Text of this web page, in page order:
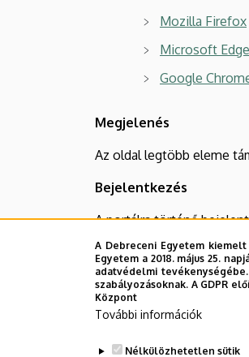
Mozilla Firefox
Microsoft Edge
Google
Megjelenés
Az oldal legtöbb eleme
Bejelentkezés
A portálra történő
Neptun-kódja
(Ugyanez a hálózati
A portál egyes oldalai
hálózati azonosítója
A Debreceni Egyetem
Egyetem a 2018. május 25.
adatvédelmi
szabályozásoknak. A GDPR
Központ
További információk
Nélkülözhetetlen sütik